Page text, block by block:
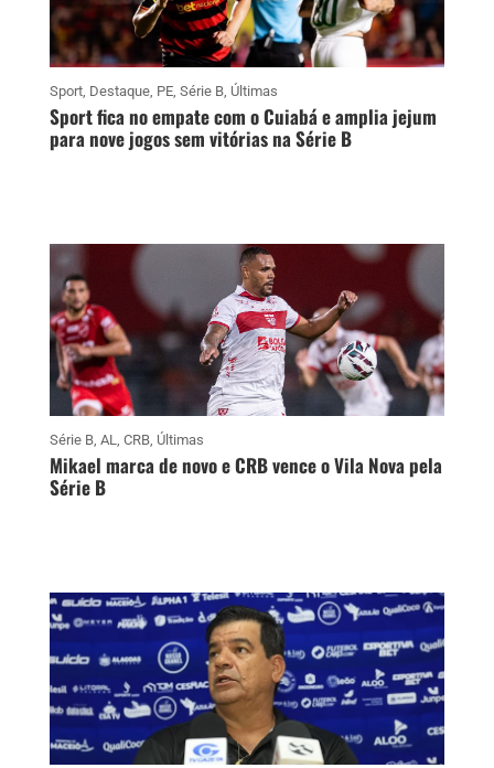
Sport, Destaque, PE, Série B, Últimas
Sport fica no empate com o Cuiabá e amplia jejum
para nove jogos sem vitórias na Série B
Série B, AL, CRB, Últimas
Mikael marca de novo e CRB vence o Vila Nova pela
Série B